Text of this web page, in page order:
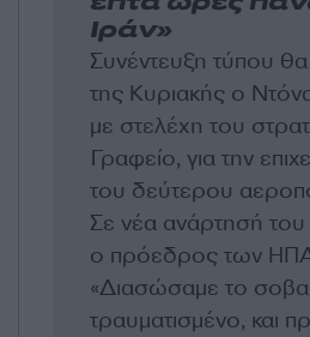
Ιράν»
Συνέντευξη τύπου
της Κυριακής ο
με στελέχη του
Γραφείο, για την
του δεύτερου
Σε νέα ανάρτησή
ο πρόεδρος των
«Διασώσαμε το
τραυματισμένο, και